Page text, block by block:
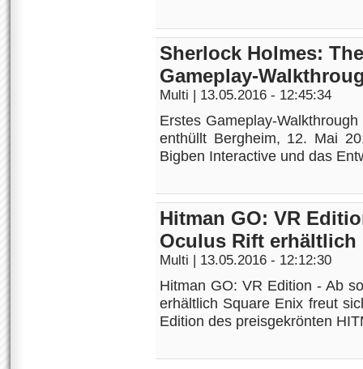
Sherlock Holmes:
Gameplay-
Multi | 13.05.2016 - 12:45:34
Erstes Gameplay-
enthüllt Bergheim, 12. Mai
Bigben Interactive und das
Hitman GO: VR
Oculus Rift erhältlich
Multi | 13.05.2016 - 12:12:30
Hitman GO: VR Edition - Ab
erhältlich Square Enix freut
Edition des preisgekrönten